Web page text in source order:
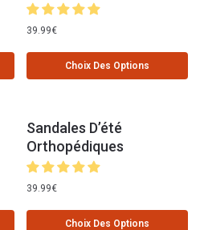
39.99€
Choix Des Options
Sandales D’été
Orthopédiques
39.99€
Choix Des Options